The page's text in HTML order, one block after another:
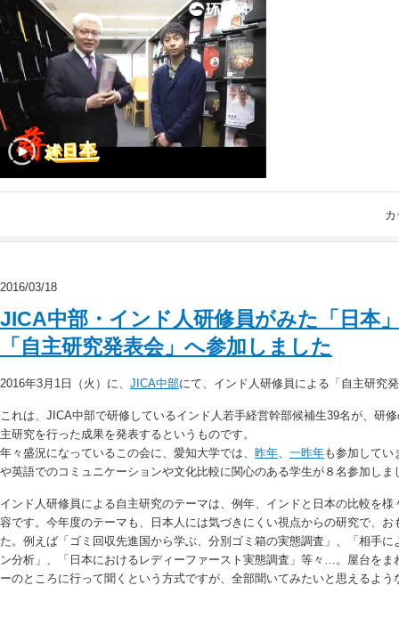
2016/03/18
JICA中部・インド人研修員がみた「日本
「自主研究発表会」へ参加しました
2016年3月1日（火）に、 JICA中部にて、インド人研修員による「自主研究
これは、JICA中部で研修しているインド人若手経営幹部候補生39名が、研
主研究を行った成果を発表するというものです。
年々盛況になっているこの会に、愛知大学では、 昨年、 一昨年も参加してい
や英語でのコミュニケーションや文化比較に関心のある学生が８名参加しま
インド人研修員による自主研究のテーマは、例年、インドと日本の比較を
容です。今年度のテーマも、日本人には気づきにくい視点からの研究で、
た。例えば「ゴミ回収先進国から学ぶ、分別ゴミ箱の実態調査」、「相手
ン分析」、「日本におけるレディーファースト実態調査」等々…。屋台をま
ーのところに行って聞くという方式ですが、全部聞いてみたいと思えるよう